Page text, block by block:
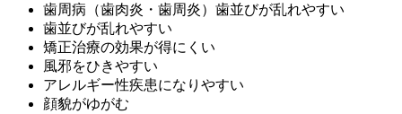
歯周病（歯肉炎・歯周炎）歯並びが乱れやすい
歯並びが乱れやすい
矯正治療の効果が得にくい
風邪をひきやすい
アレルギー性疾患になりやすい
顔貌がゆがむ